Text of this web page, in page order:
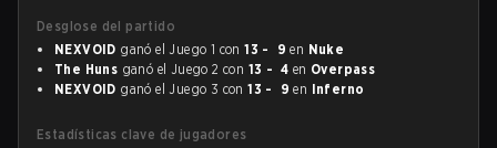
Desglose del partido
NEXVOID ganó el Juego 1 con13 - 9 en Nuke
The Huns ganó el Juego 2 con 13 - 4 en Overpass
NEXVOID ganó el Juego 3 con13 - 9 en Inferno
Estadísticas clave de jugadores